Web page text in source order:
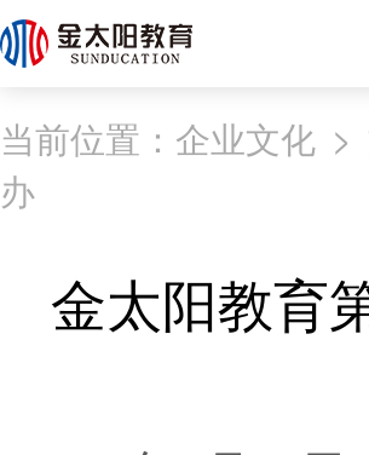
当前位置： 企业文化 >
办
金太阳教育